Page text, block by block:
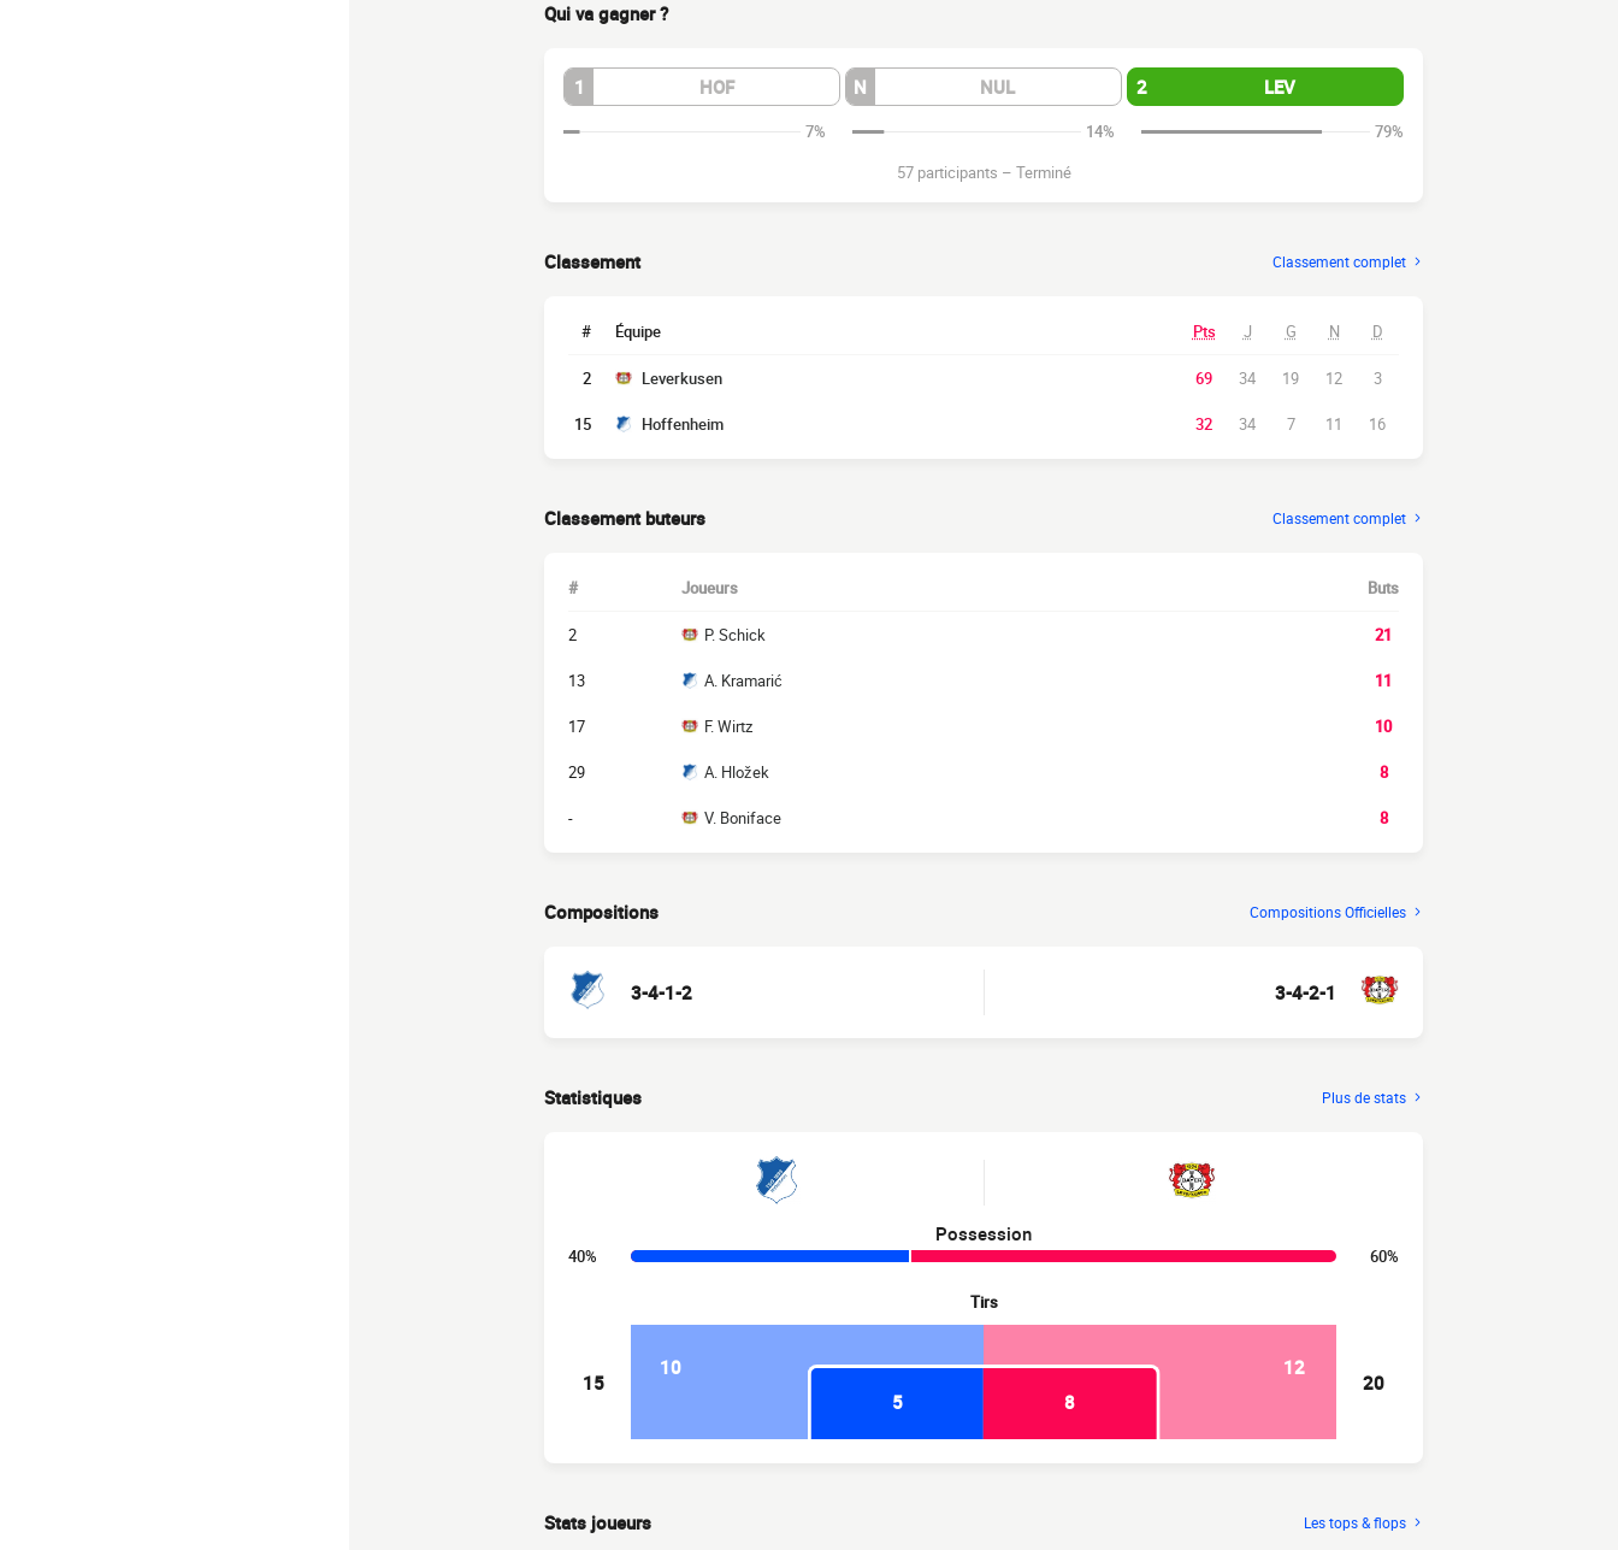
Qui va gagner ?
1 HOF N NUL 2 LEV
7% 14%
79%
57 participants – Terminé
Classement Classement complet
# Équipe Pts J G N D
2 Leverkusen 69 34 19 12 3
15 Hoffenheim 32 34 7 11 16
Classement buteurs Classement complet
# Joueurs Buts
2 P. Schick 21
13 A. Kramarić 11
17 F. Wirtz 10
29 A. Hložek 8
- V. Boniface 8
Compositions Compositions Officielles
3-4-1-2 3-4-2-1
Statistiques Plus de stats
Possession
40% 60%
Tirs
15
10
12
5
8
20
Stats joueurs Les tops & flops